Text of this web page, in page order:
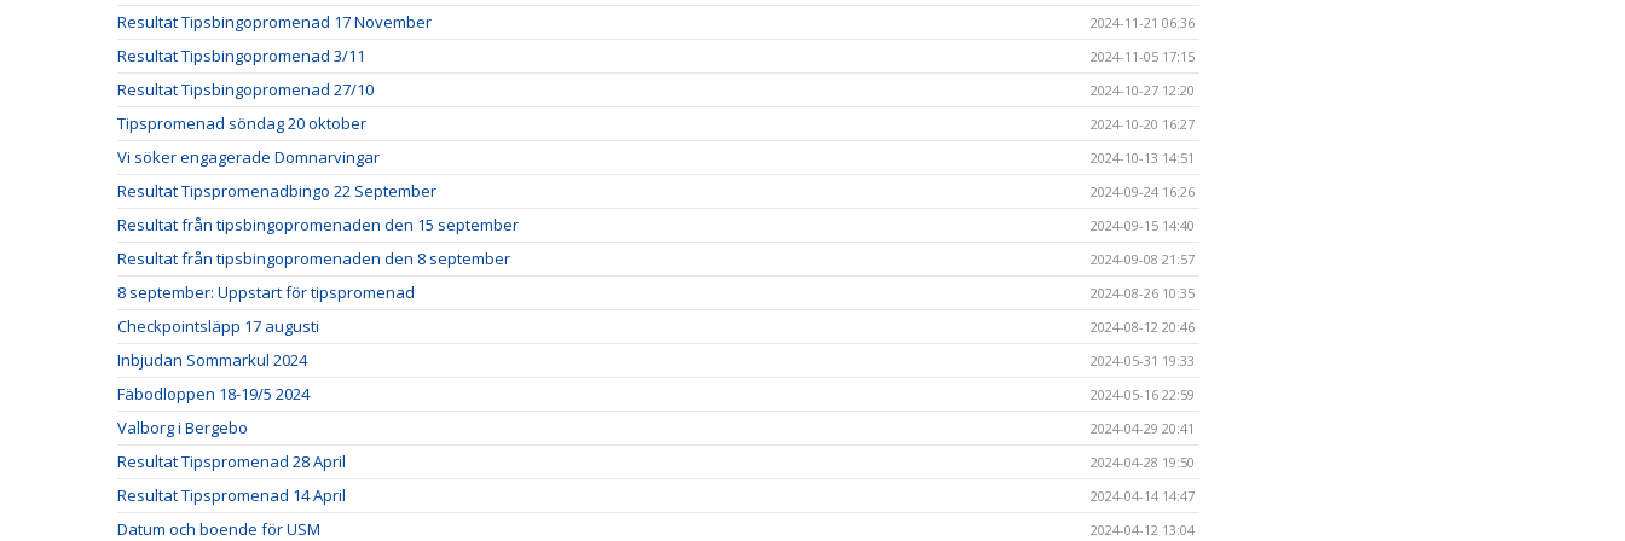
Resultat Tipsbingopromenad 17 November 2024-11-21 06:36
Resultat Tipsbingopromenad 3/11 2024-11-05 17:15
Resultat Tipsbingopromenad 27/10 2024-10-27 12:20
Tipspromenad söndag 20 oktober 2024-10-20 16:27
Vi söker engagerade Domnarvingar 2024-10-13 14:51
Resultat Tipspromenadbingo 22 September 2024-09-24 16:26
Resultat från tipsbingopromenaden den 15 september 2024-09-15 14:40
Resultat från tipsbingopromenaden den 8 september 2024-09-08 21:57
8 september: Uppstart för tipspromenad 2024-08-26 10:35
Checkpointsläpp 17 augusti 2024-08-12 20:46
Inbjudan Sommarkul 2024 2024-05-31 19:33
Fäbodloppen 18-19/5 2024 2024-05-16 22:59
Valborg i Bergebo 2024-04-29 20:41
Resultat Tipspromenad 28 April 2024-04-28 19:50
Resultat Tipspromenad 14 April 2024-04-14 14:47
Datum och boende för USM 2024-04-12 13:04